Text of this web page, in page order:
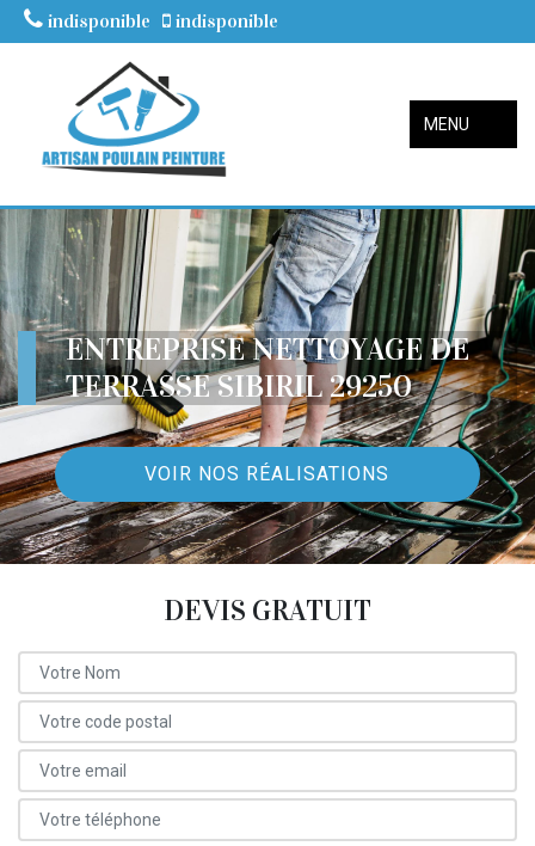
indisponible indisponible
MENU
ENTREPRISE NETTOYAGE DE
TERRASSE SIBIRIL 29250
VOIR NOS RÉALISATIONS
DEVIS GRATUIT